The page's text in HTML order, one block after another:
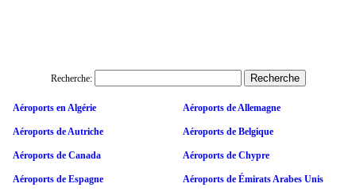
Recherche:
Aéroports en Algérie Aéroports de Allemagne
Aéroports de Autriche Aéroports de Belgique
Aéroports de Canada Aéroports de Chypre
Aéroports de Espagne Aéroports de Émirats Arabes Unis